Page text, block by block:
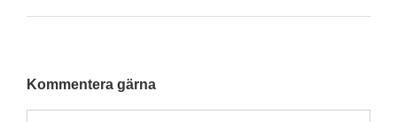
Kommentera gärna